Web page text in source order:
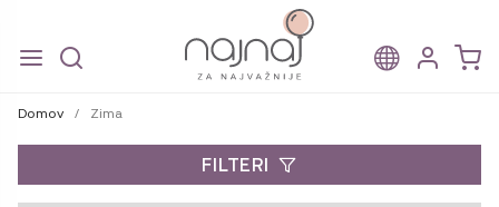
to
to
Domov / Zima
FILTERI